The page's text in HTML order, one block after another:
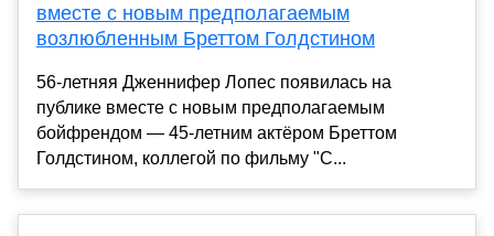
вместе с новым предполагаемым
возлюбленным Бреттом Голдстином
56-летняя Дженнифер Лопес появилась на
публике вместе с новым предполагаемым
бойфрендом — 45-летним актёром Бреттом
Голдстином, коллегой по фильму "С...